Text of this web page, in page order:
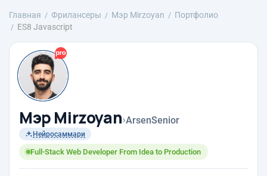
Главная Фрилансеры Мэр Mirzoyan
Портфолио
ES8 Javascript
Мэр Mirzoyan›ArsenSenior
Нейросаммари
Full-Stack Web Developer From Idea to Production